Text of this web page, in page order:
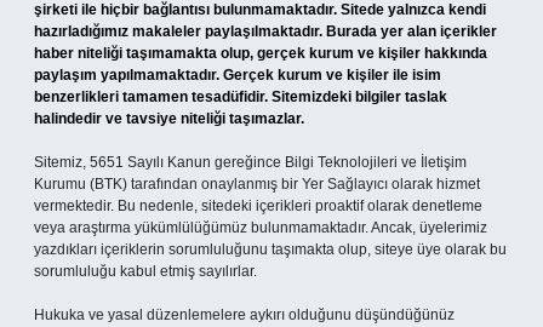
şirketi ile hiçbir bağlantısı bulunmamaktadır. Sitede yalnızca kendi
hazırladığımız makaleler paylaşılmaktadır. Burada yer alan içerikler
haber niteliği taşımamakta olup, gerçek kurum ve kişiler hakkında
paylaşım yapılmamaktadır. Gerçek kurum ve kişiler ile isim
benzerlikleri tamamen tesadüfidir. Sitemizdeki bilgiler taslak
halindedir ve tavsiye niteliği taşımazlar.
Sitemiz, 5651 Sayılı Kanun gereğince Bilgi Teknolojileri ve İletişim
Kurumu (BTK) tarafından onaylanmış bir Yer Sağlayıcı olarak hizmet
vermektedir. Bu nedenle, sitedeki içerikleri proaktif olarak denetleme
veya araştırma yükümlülüğümüz bulunmamaktadır. Ancak, üyelerimiz
yazdıkları içeriklerin sorumluluğunu taşımakta olup, siteye üye olarak bu
sorumluluğu kabul etmiş sayılırlar.
Hukuka ve yasal düzenlemelere aykırı olduğunu düşündüğünüz